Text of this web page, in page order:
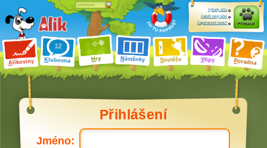
Alíkoviny Klubovna Hry Nástěnky Soutěže Vtipy Poradna
Výhody účtu
Založit nový účet
Zapomenuté heslo?
Přihlásit
Přihlášení
Jméno: